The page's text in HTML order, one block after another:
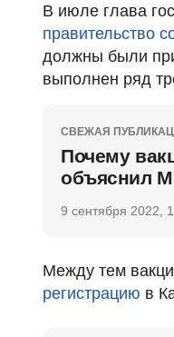
В июле глава
правительство
должны были
выполнен ряд
СВЕЖАЯ
Почему
объяснил
9 сентября 2022,
Между тем
регистрацию в